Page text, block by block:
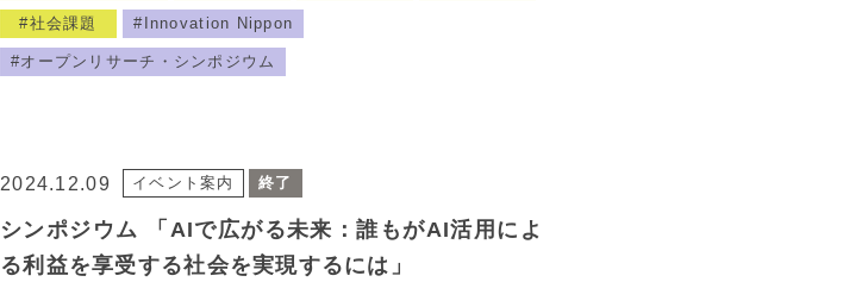
社会課題 Innovation Nippon
オープンリサーチ・シンポジウム
2024.12.09 イベント案内 終了
シンポジウム 「AIで広がる未来：誰もがAI活用によ
る利益を享受する社会を実現するには」